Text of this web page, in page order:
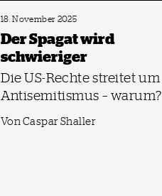
18. November 2025
Der Spagat wird
schwieriger
Die US-Rechte streitet um
Antisemitismus – warum?
Von Caspar Shaller